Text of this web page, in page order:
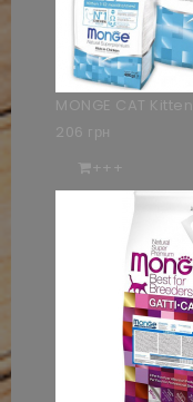
MONGE CAT
206 грн
+++